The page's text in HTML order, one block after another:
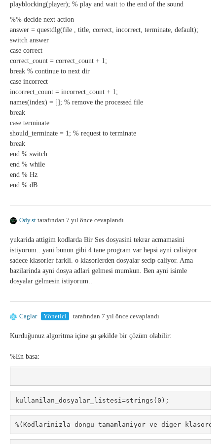
playblocking(player); % play and wait to the end of the sound
%% decide next action
answer = questdlg(file , title, correct, incorrect, terminate, default);
switch answer
case correct
correct_count = correct_count + 1;
break % continue to next dir
case incorrect
incorrect_count = incorrect_count + 1;
names(index) = []; % remove the processed file
break
case terminate
should_terminate = 1; % request to terminate
break
end % switch
end % while
end % Hz
end % dB
Ody.st tarafından 7 yıl önce cevaplandı
yukarida attigim kodlarda Bir Ses dosyasini tekrar acmamasini
istiyorum.. yani bunun gibi 4 tane program var hepsi ayni calisiyor
sadece klasorler farkli. o klasorlerden dosyalar secip caliyor. Ama
bazilarinda ayni dosya adlari gelmesi mumkun. Ben ayni isimle
dosyalar gelmesin istiyorum..
Caglar Yönetici tarafından 7 yıl önce cevaplandı
Kurduğunuz algoritma içine şu şekilde bir çözüm olabilir:
%En basa:
kullanilan_dosyalar_listesi=strings(0);
%(Kodlarinizla dongu tamamlaniyor ve diger